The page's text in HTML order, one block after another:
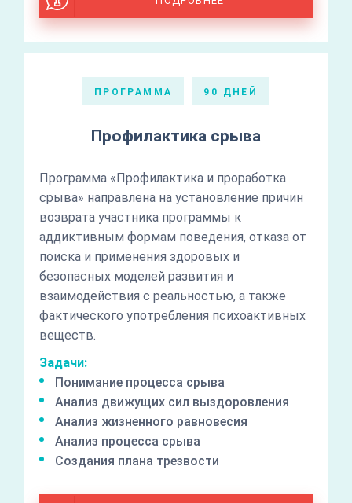
ПРОГРАММА 90 ДНЕЙ
Профилактика срыва
Программа «Профилактика и проработка
срыва» направлена на установление причин
возврата участника программы к
аддиктивным формам поведения, отказа от
поиска и применения здоровых и
безопасных моделей развития и
взаимодействия с реальностью, а также
фактического употребления психоактивных
веществ.
Задачи:
Понимание процесса срыва
Анализ движущих сил выздоровления
Анализ жизненного равновесия
Анализ процесса срыва
Создания плана трезвости